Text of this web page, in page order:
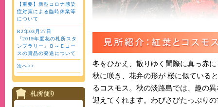
【重要】新型コロナ感染
症対策による臨時休業等
について
R2年03月27日
『2019年度花の札所スタ
ンプラリー』Ｂ～Ｅコー
スの賞品の発送について
次へ>>
冬をひかえ、散りゆく間際に真っ赤
秋に咲き、花弁の形が 桜に似ている
るコスモス。秋の淡路島では、趣の
迎えてくれます。わびさびたっぷり